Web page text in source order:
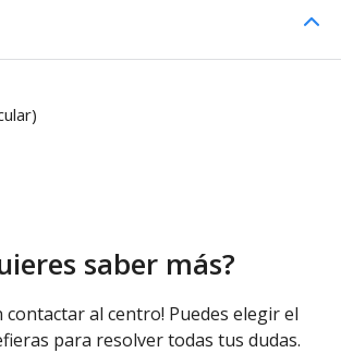
saber más?
contactar al centro! Puedes elegir el
para resolver todas tus dudas.